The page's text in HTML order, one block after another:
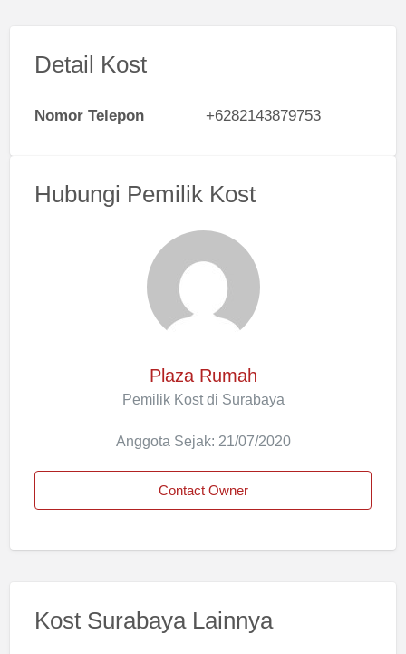
Detail Kost
Nomor Telepon +6282143879753
Hubungi Pemilik Kost
Plaza Rumah
Pemilik Kost di Surabaya
Anggota Sejak: 21/07/2020
Contact Owner
Kost Surabaya Lainnya